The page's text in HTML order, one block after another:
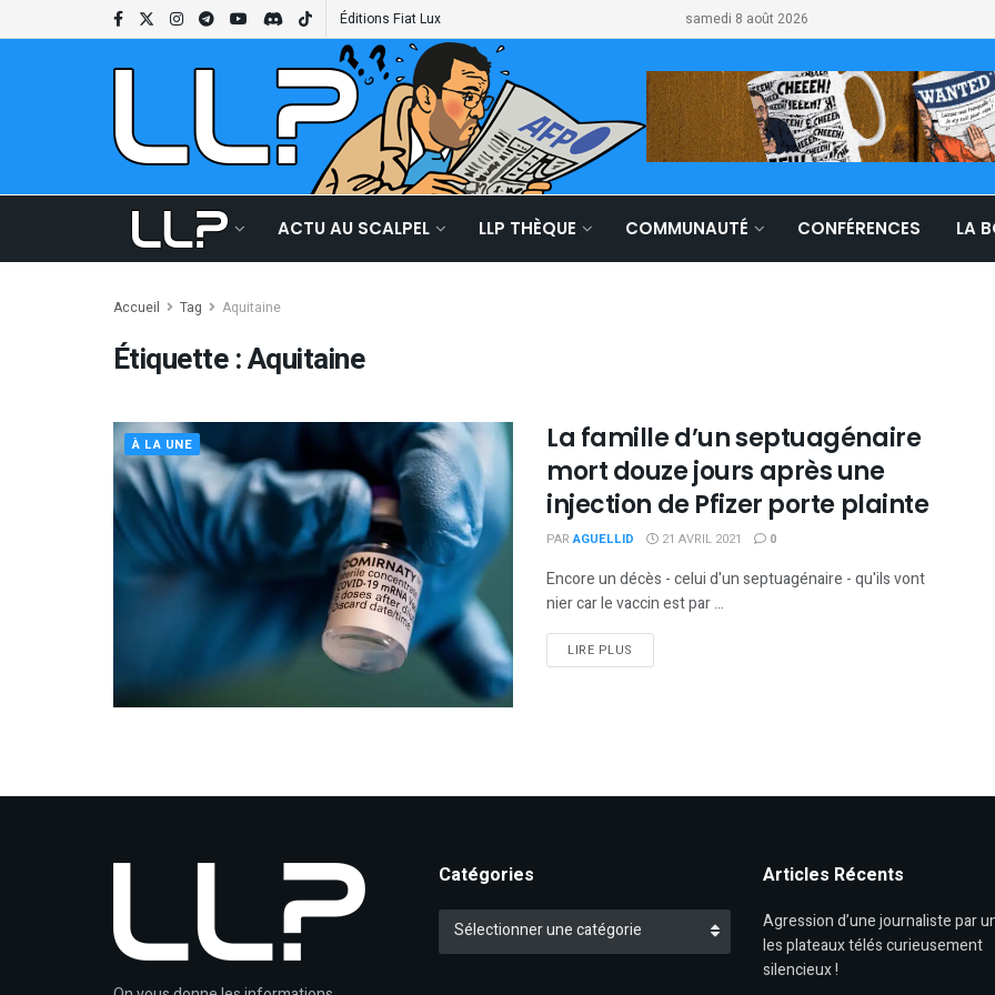
Éditions Fiat Lux samedi 8 août 2026
ACTU AU SCALPEL LLP THÈQUE COMMUNAUTÉ CONFÉRENCES LA
Accueil Tag Aquitaine
Étiquette :Aquitaine
À LA UNE
La famille d’un septuagénaire
mort douze jours après une
injection de Pfizer porte plainte
PAR AGUELLID 21 AVRIL 2021 0
Encore un décès - celui d'un septuagénaire - qu'ils vont
nier car le vaccin est par ...
LIRE PLUS
Catégories
Catégories
Sélectionner une catégorie
Articles Récents
Agression d’une journaliste par
les plateaux télés curieusement
silencieux !